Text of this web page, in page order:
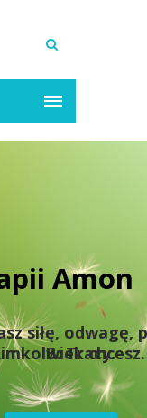
Amon
siłę, odwagę,
chcesz.
B. Tracy.